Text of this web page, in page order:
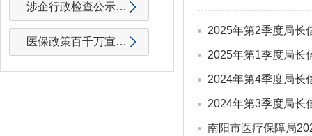
涉企行政检查公示专...
医保政策百千万宣传...
2025年第2季度局长
2025年第1季度局长
2024年第4季度局长
2024年第3季度局长
南阳市医疗保障局